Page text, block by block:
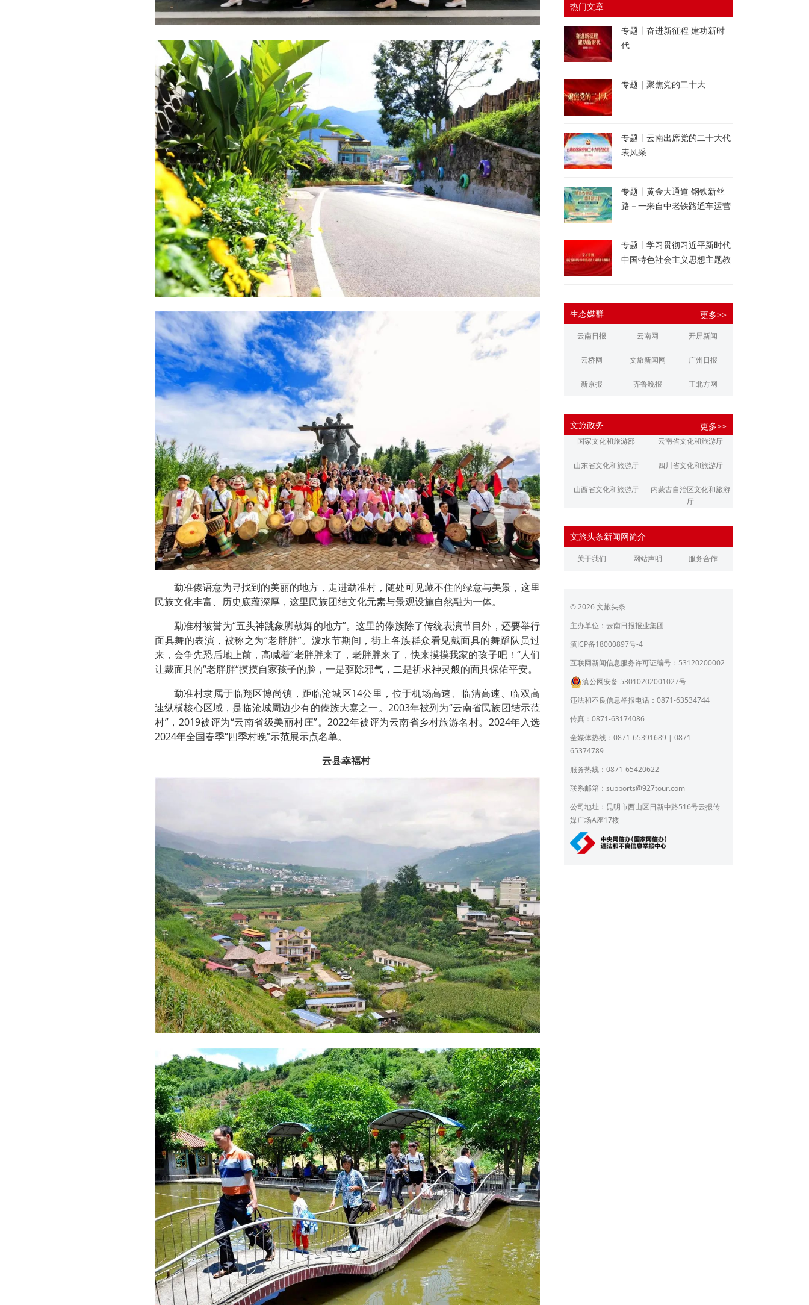
勐准傣语意为寻找到的美丽的地方，走进勐准村，随处可见藏不住的绿意与美景，这里
民族文化丰富、历史底蕴深厚，这里民族团结文化元素与景观设施自然融为一体。
勐准村被誉为“五头神跳象脚鼓舞的地方”。这里的傣族除了传统表演节目外，还要举行
面具舞的表演，被称之为“老胖胖”。泼水节期间，街上各族群众看见戴面具的舞蹈队员过
来，会争先恐后地上前，高喊着“老胖胖来了，老胖胖来了，快来摸摸我家的孩子吧！“人们
让戴面具的“老胖胖“摸摸自家孩子的脸，一是驱除邪气，二是祈求神灵般的面具保佑平安。
勐准村隶属于临翔区博尚镇，距临沧城区14公里，位于机场高速、临清高速、临双高
速纵横核心区域，是临沧城周边少有的傣族大寨之一。2003年被列为“云南省民族团结示范
村”，2019被评为“云南省级美丽村庄”。2022年被评为云南省乡村旅游名村。2024年入选
2024年全国春季“四季村晚”示范展示点名单。
云县幸福村
热门文章
专题丨奋进新征程 建功新时
代
专题｜聚焦党的二十大
专题丨云南出席党的二十大代
表风采
专题丨黄金大通道 钢铁新丝
路－一来自中老铁路通车运营
专题丨学习贯彻习近平新时代
中国特色社会主义思想主题教
生态媒群 更多>>
云南日报 云南网 开屏新闻
云桥网 文旅新闻网 广州日报
新京报 齐鲁晚报 正北方网
江南都市报 潇湘晨报
文旅政务 更多>>
国家文化和旅游部 云南省文化和旅游厅
山东省文化和旅游厅 四川省文化和旅游厅
山西省文化和旅游厅
内蒙古自治区文化和旅游
厅
浙江省文化和旅游厅
江西省文化和旅游厅 河南省文化和旅游厅
广东省文化和旅游厅
育厅
陕西省文化和旅游厅 甘肃省文化和旅游厅
青海省文化和旅游厅
宁夏回族自治区文化和旅
北京市文旅局
上海市文化和旅游局
员会
文旅头条新闻网简介
关于我们 网站声明 服务合作
© 2026 文旅头条
主办单位：云南日报报业集团
滇ICP备18000897号-4
互联网新闻信息服务许可证编号：53120200002
滇公网安备 53010202001027号
违法和不良信息举报电话：0871-63534744
传真：0871-63174086
全媒体热线：0871-65391689 | 0871-
65374789
服务热线：0871-65420622
联系邮箱： supports@927tour.com
公司地址：昆明市西山区日新中路516号云报传
媒广场A座17楼